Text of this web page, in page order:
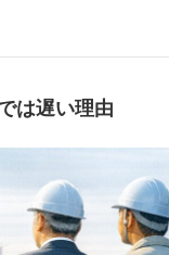
は遅い理由